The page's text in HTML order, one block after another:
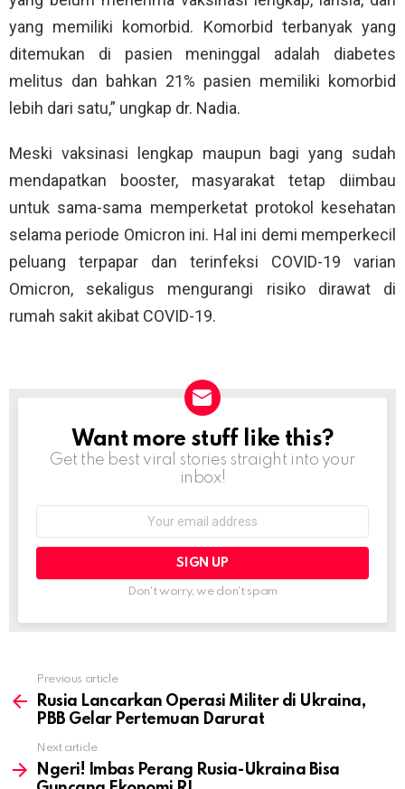
yang memiliki komorbid. Komorbid terbanyak yang
ditemukan di pasien meninggal adalah diabetes
melitus dan bahkan 21% pasien memiliki komorbid
lebih dari satu,” ungkap dr. Nadia.
Meski vaksinasi lengkap maupun bagi yang sudah
mendapatkan booster, masyarakat tetap diimbau
untuk sama-sama memperketat protokol kesehatan
selama periode Omicron ini. Hal ini demi memperkecil
peluang terpapar dan terinfeksi COVID-19 varian
Omicron, sekaligus mengurangi risiko dirawat di
rumah sakit akibat COVID-19.
NEWSLETTER
Want more stuff like this?
Get the best viral stories straight into your
inbox!
Don't worry, we don't spam
more
Previous article
Rusia Lancarkan Operasi Militer di Ukraina,
PBB Gelar Pertemuan Darurat
Next article
Ngeri! Imbas Perang Rusia-Ukraina Bisa